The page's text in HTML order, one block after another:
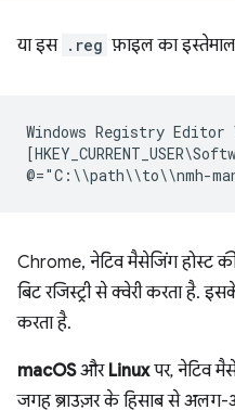
या इस .reg फ़ाइल का
Windows Registry Editor
Chrome, नेटिव मैसेजिंग होस्ट
बिट रजिस्ट्री से क्वेरी करता है.
करता है.
macOSऔर Linuxपर, नेटिव
जगह ब्राउज़र के हिसाब से